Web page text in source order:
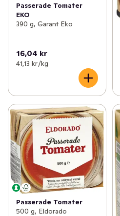
Passerade Tomater
EKO
390 g, Garant Eko
16,04 kr
41,13 kr /kg
Passerade Tomater
500 g, Eldorado